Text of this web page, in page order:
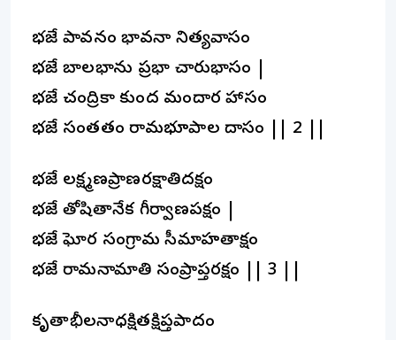
భజే పావనం భావనా నిత్యవాసం
భజే బాలభాను ప్రభా చారుభాసం |
భజే చంద్రికా కుంద మందార హాసం
భజే సంతతం రామభూపాల దాసం || 2 ||
భజే లక్ష్మణప్రాణరక్షాతిదక్షం
భజే తోషితానేక గీర్వాణపక్షం |
భజే ఘోర సంగ్రామ సీమాహతాక్షం
భజే రామనామాతి సంప్రాప్తరక్షం || 3 ||
కృతాభీలనాధక్షితక్షిప్తపాదం